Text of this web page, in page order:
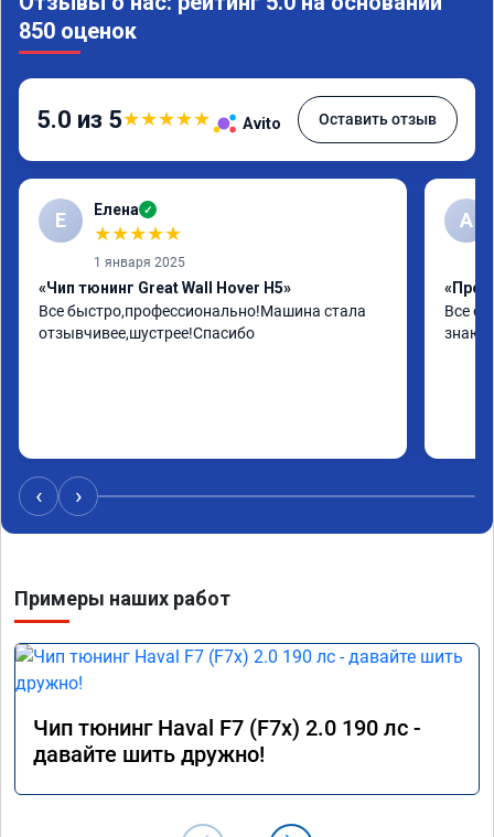
850 оценок
5.0 из 5★★★★★ Avito Оставить отзыв
Е Елена ✓
★★★★★
1 января 2025
«Чип тюнинг Great Wall Hover H5»
Все быстро,профессионально!Машина стала
отзывчивее,шустрее!Спасибо
А
Все
знают
‹ ›
Примеры наших работ
Чип тюнинг Haval F7 (F7x) 2.0 190 лс -
давайте шить дружно!